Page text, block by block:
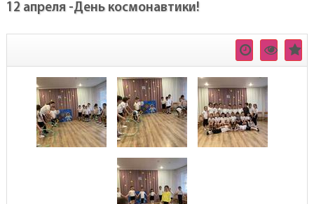
12 апреля -День космонавтики!